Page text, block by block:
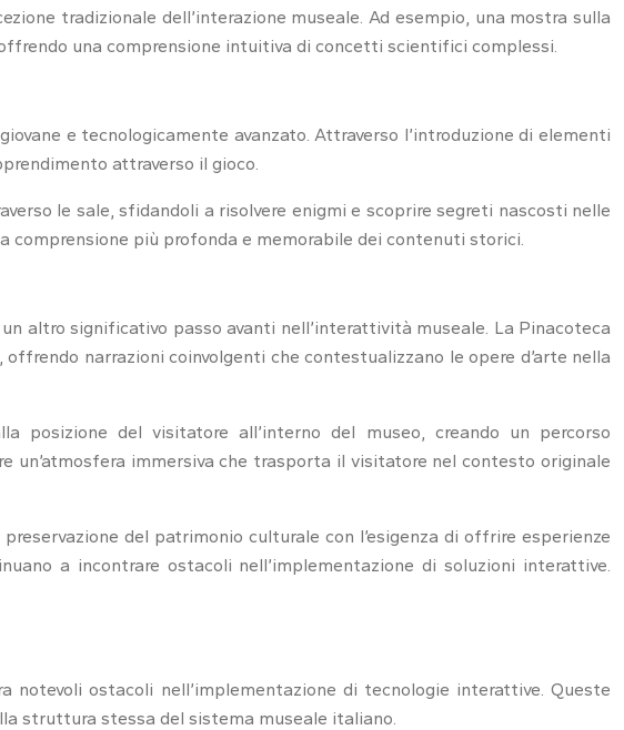
tradizionale dell’interazione museale. Ad esempio, una mostra sulla
una comprensione intuitiva di concetti scientifici complessi.
e tecnologicamente avanzato. Attraverso l’introduzione di elementi
attraverso il gioco.
le sale, sfidandoli a risolvere enigmi e scoprire segreti nascosti nelle
comprensione più profonda e memorabile dei contenuti storici.
altro significativo passo avanti nell’interattività museale. La Pinacoteca
narrazioni coinvolgenti che contestualizzano le opere d’arte nella
posizione del visitatore all’interno del museo, creando un percorso
un’atmosfera immersiva che trasporta il visitatore nel contesto originale
del patrimonio culturale con l’esigenza di offrire esperienze
a incontrare ostacoli nell’implementazione di soluzioni interattive.
ostacoli nell’implementazione di tecnologie interattive. Queste
struttura stessa del sistema museale italiano.